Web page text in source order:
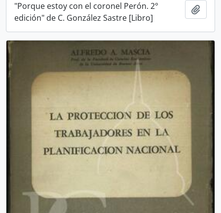
"Porque estoy con el coronel Perón. 2°
edición" de C. González Sastre [Libro]